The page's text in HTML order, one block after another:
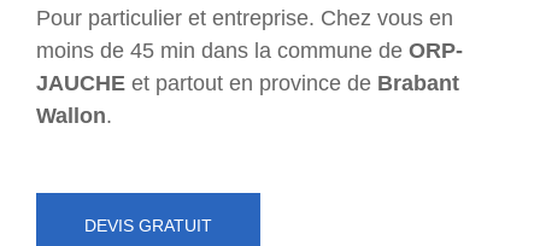
Pour particulier et entreprise. Chez vous en
moins de 45 min dans la commune de ORP-
JAUCHE et partout en province de Brabant
Wallon.
DEVIS GRATUIT